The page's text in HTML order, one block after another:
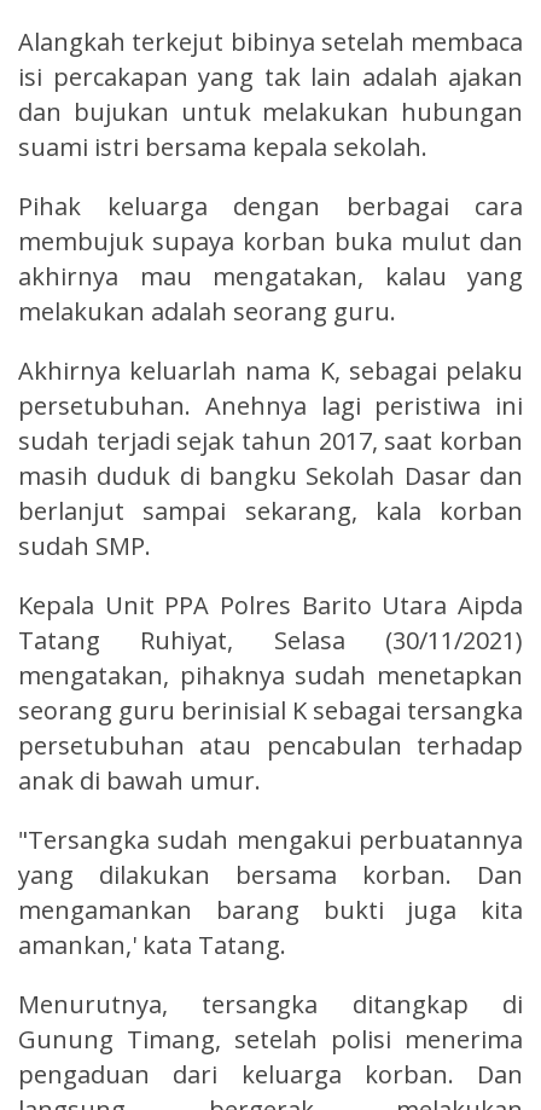
Alangkah terkejut bibinya setelah membaca
isi percakapan yang tak lain adalah ajakan
dan bujukan untuk melakukan hubungan
suami istri bersama kepala sekolah.
Pihak keluarga dengan berbagai cara
membujuk supaya korban buka mulut dan
akhirnya mau mengatakan, kalau yang
melakukan adalah seorang guru.
Akhirnya keluarlah nama K, sebagai pelaku
persetubuhan. Anehnya lagi peristiwa ini
sudah terjadi sejak tahun 2017, saat korban
masih duduk di bangku Sekolah Dasar dan
berlanjut sampai sekarang, kala korban
sudah SMP.
Kepala Unit PPA Polres Barito Utara Aipda
Tatang Ruhiyat, Selasa (30/11/2021)
mengatakan, pihaknya sudah menetapkan
seorang guru berinisial K sebagai tersangka
persetubuhan atau pencabulan terhadap
anak di bawah umur.
"Tersangka sudah mengakui perbuatannya
yang dilakukan bersama korban. Dan
mengamankan barang bukti juga kita
amankan,' kata Tatang.
Menurutnya, tersangka ditangkap di
Gunung Timang, setelah polisi menerima
pengaduan dari keluarga korban. Dan